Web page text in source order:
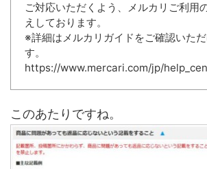
ご対応いただくよう、メルカリご利用
えしております。
※詳細はメルカリガイドをご確認いた
す。
https://www.mercari.com/jp/
このあたりですね。